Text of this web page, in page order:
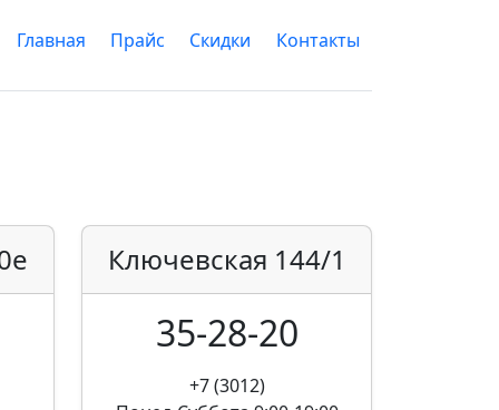
Главная Прайс Скидки Контакты
Ключевская 144/1
35-28-20
+7 (3012)